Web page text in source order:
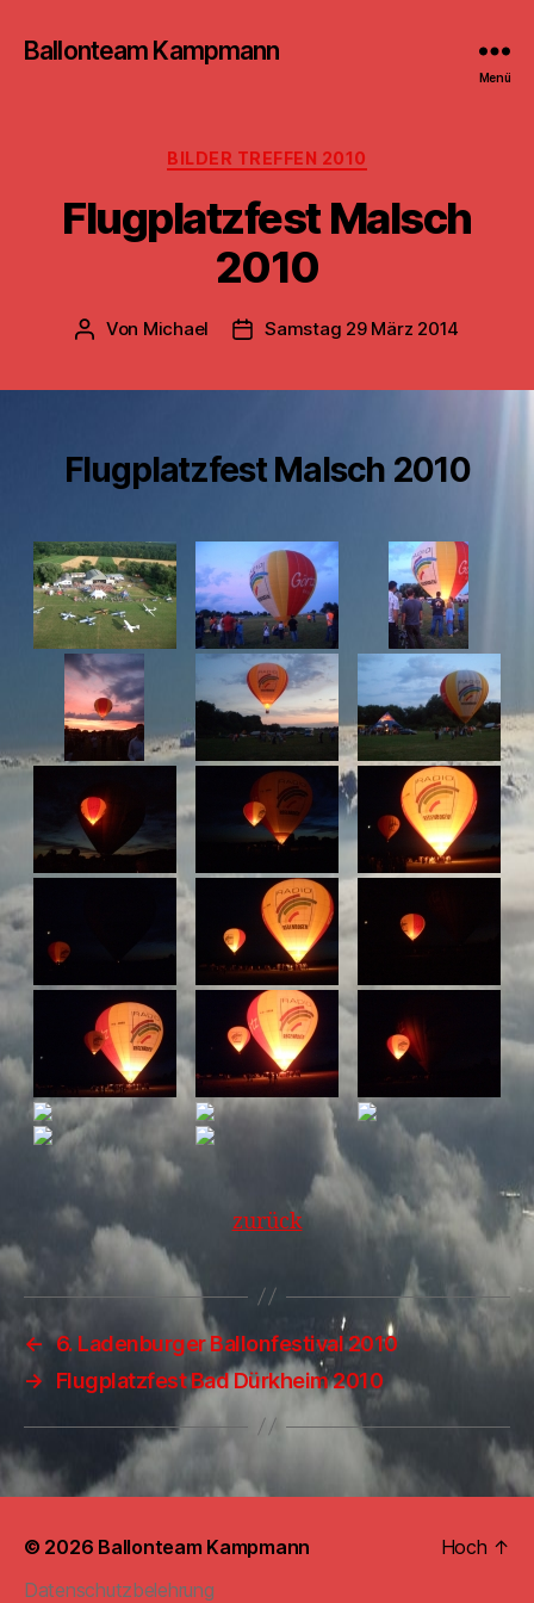
Ballonteam Kampmann
Menü
Kategorien
BILDER TREFFEN 2010
Flugplatzfest Malsch
2010
Beitragsautor
Von Michael Beitragsdatum
Samstag 29 März 2014
Flugplatzfest Malsch 2010
zurück
← 6. Ladenburger Ballonfestival 2010
→
Flugplatzfest Bad Dürkheim 2010
© 2026 Ballonteam Kampmann
Datenschutzbelehrung
Hoch ↑